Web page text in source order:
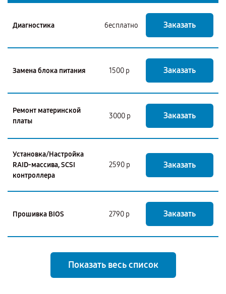
Диагностика бесплатно Заказать
Замена блока питания 1500 р Заказать
Ремонт материнской
платы
3000 р Заказать
Установка/Настройка
RAID-массива, SCSI
контроллера
2590 р Заказать
Прошивка BIOS 2790 р Заказать
Показать весь список